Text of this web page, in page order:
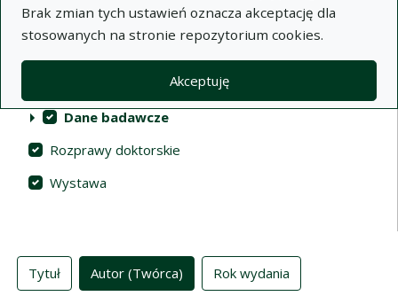
Brak zmian tych ustawień oznacza akceptację dla
stosowanych na stronie repozytorium cookies.
Akceptuję
Publikacje naukowe
Materiały audiowizualne
Dane badawcze
Rozprawy doktorskie
Wystawa
Indeksy
Tytuł Autor (Twórca) Rok wydania